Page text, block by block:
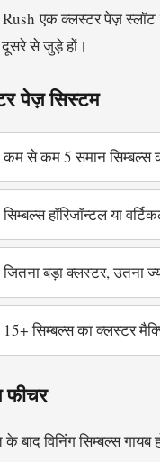
एक क्लस्टर पेज़
से जुड़े हों।
पेज़ सिस्टम
कम से कम 5 समान सिम्बल्स
सिम्बल्स हॉरिजॉन्टल या
जितना बड़ा क्लस्टर, उतना
15+ सिम्बल्स का क्लस्टर
फीचर
के बाद विनिंग सिम्बल्स